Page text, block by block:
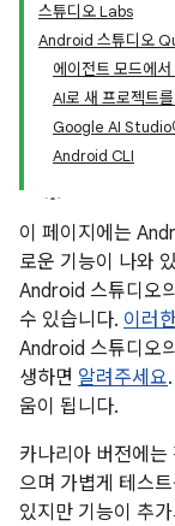
스튜디오 Labs
Android 스튜디오
에이전트 모드에
AI로 새 프로젝트
Google AI Studio
Android CLI
이 페이지에는
로운 기능이 나와
Android 스튜디오
수 있습니다. 이러
Android 스튜디오
생하면 알려주세요
움이 됩니다.
카나리아 버전에
으며 가볍게 테스
있지만 기능이 추